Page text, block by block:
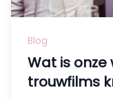
Blog
Wat is onze
trouwfilms